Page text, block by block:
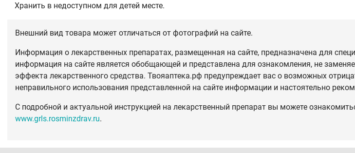
Хранить в недоступном для детей месте.
Внешний вид товара может отличаться от фотографий на сайте.
Информация о лекарственных препаратах, размещенная на сайте, предназначена для
информация на сайте является обобщающей и представлена для ознакомления, не
эффекта лекарственного средства. Твояаптека.рф предупреждает вас о возможных
неправильного использования представленной на сайте информации и настоятельно
С подробной и актуальной инструкцией на лекарственный препарат вы можете
www.grls.rosminzdrav.ru.